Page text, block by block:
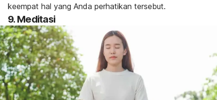
keempat hal yang Anda perhatikan tersebut.
9. Meditasi